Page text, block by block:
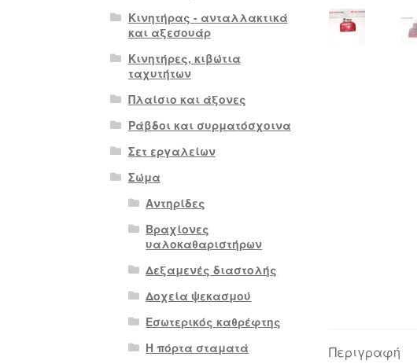
Περιγραφή
Κινητήρας - ανταλλακτικά
και αξεσουάρ
Κινητήρες, κιβώτια
ταχυτήτων
Πλαίσιο και άξονες
Ράβδοι και συρματόσχοινα
Σετ εργαλείων
Σώμα
Αντηρίδες
Βραχίονες
υαλοκαθαριστήρων
Δεξαμενές διαστολής
Δοχεία ψεκασμού
Εσωτερικός καθρέφτης
Η πόρτα σταματά